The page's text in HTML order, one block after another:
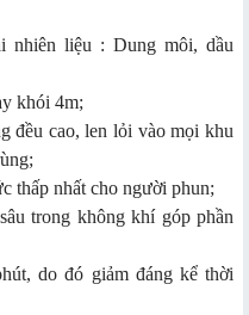
nhiên liệu : Dung môi, dầu
khói 4m;
đều cao, len lỏi vào mọi khu
thấp nhất cho người phun;
trong không khí góp phần
do đó giảm đáng kể thời